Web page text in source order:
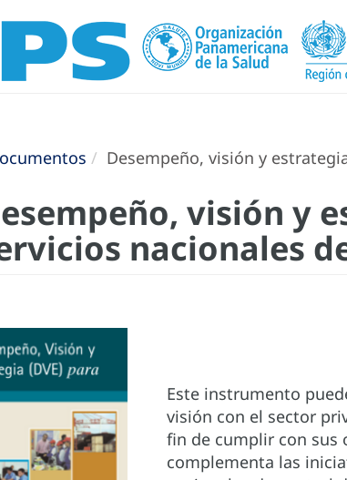
Desempeño, visión y
visión y
nacionales
Este instrumento
visión con el sector
fin de cumplir con sus
complementa las